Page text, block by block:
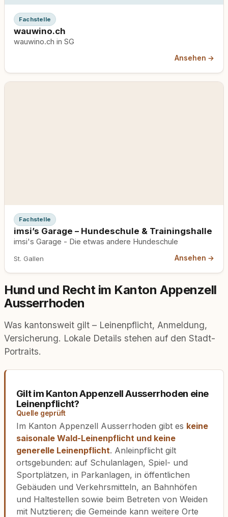
Fachstelle
wauwino.ch
wauwino.ch in SG
Ansehen →
Fachstelle
imsi’s Garage – Hundeschule & Trainingshalle
imsi's Garage - Die etwas andere Hundeschule
St. Gallen Ansehen →
Hund und Recht im Kanton Appenzell
Ausserrhoden
Was kantonsweit gilt – Leinenpflicht, Anmeldung,
Versicherung. Lokale Details stehen auf den Stadt-
Portraits.
Gilt im Kanton Appenzell Ausserrhoden eine
Leinenpflicht?
Quelle geprüft
Im Kanton Appenzell Ausserrhoden gibt es keine
saisonale Wald-Leinenpflicht und keine
generelle Leinenpflicht. Anleinpflicht gilt
ortsgebunden: auf Schulanlagen, Spiel- und
Sportplätzen, in Parkanlagen, in öffentlichen
Gebäuden und Verkehrsmitteln, an Bahnhöfen
und Haltestellen sowie beim Betreten von Weiden
mit Nutztieren; die Gemeinde kann weitere Orte